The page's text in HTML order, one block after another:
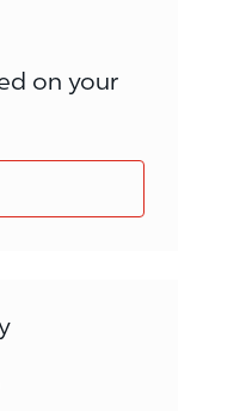
on your
twittervia email